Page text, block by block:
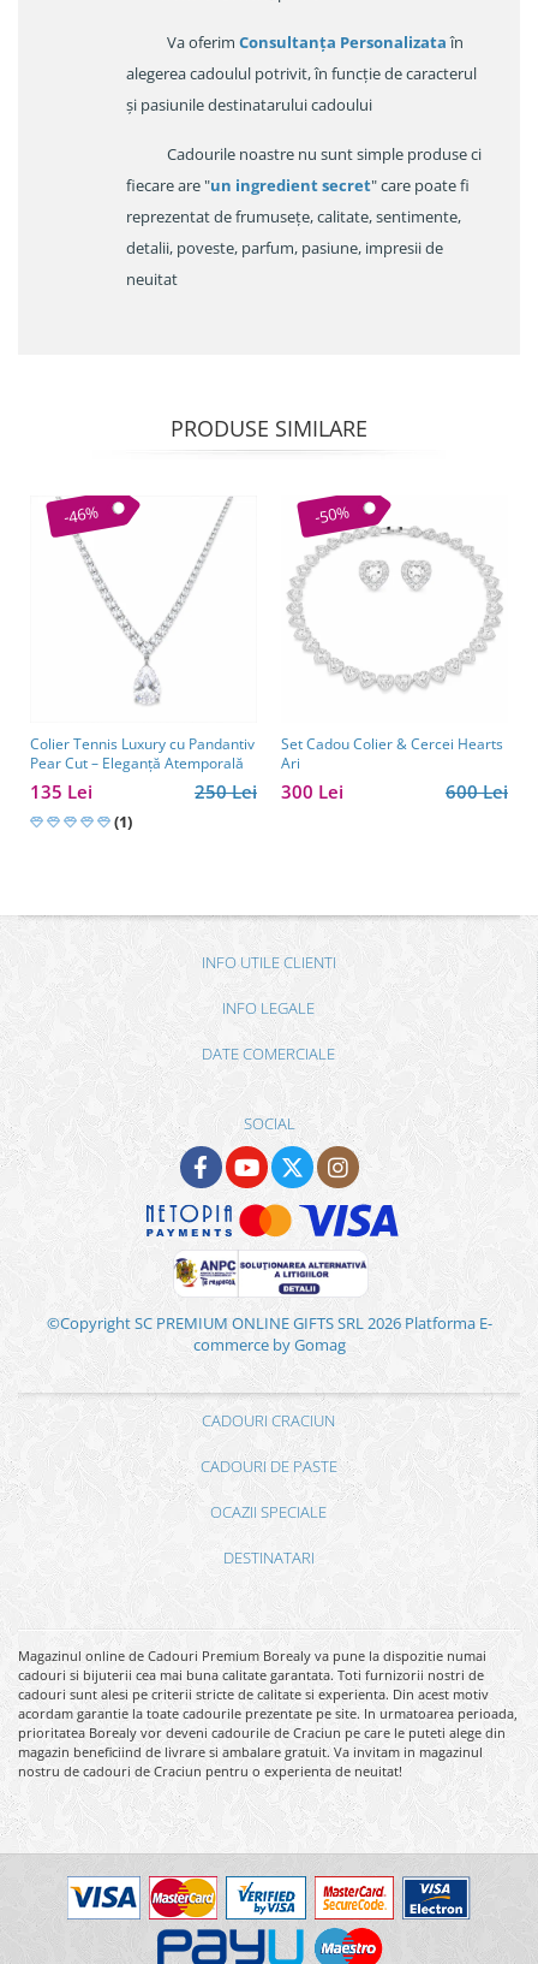
Va oferim Consultanța Personalizataîn
alegerea cadoulul potrivit, în funcție de caracterul
și pasiunile destinatarului cadoului
Cadourile noastre nu sunt simple produse ci
fiecare are "un ingredient secret" care poate fi
reprezentat de frumusețe, calitate, sentimente,
detalii, poveste, parfum, pasiune, impresii de
neuitat
PRODUSE SIMILARE
-46%
Colier Tennis Luxury cu Pandantiv
Pear Cut – Eleganță Atemporală
250 Lei
135 Lei
(1)
-50%
Set Cadou Colier & Cercei Hearts
Ari
600 Lei
300 Lei
INFO UTILE CLIENTI
INFO LEGALE
DATE COMERCIALE
SOCIAL
©Copyright SC PREMIUM ONLINE GIFTS SRL 2026 Platforma E-
commerce by Gomag
CADOURI CRACIUN
CADOURI DE PASTE
OCAZII SPECIALE
DESTINATARI
Magazinul online de Cadouri Premium Borealy va pune la dispozitie numai
cadouri si bijuterii cea mai buna calitate garantata. Toti furnizorii nostri de
cadouri sunt alesi pe criterii stricte de calitate si experienta. Din acest motiv
acordam garantie la toate cadourile prezentate pe site. In urmatoarea perioada,
prioritatea Borealy vor deveni cadourile de Craciun pe care le puteti alege din
magazin beneficiind de livrare si ambalare gratuit. Va invitam in magazinul
nostru de cadouri de Craciun pentru o experienta de neuitat!